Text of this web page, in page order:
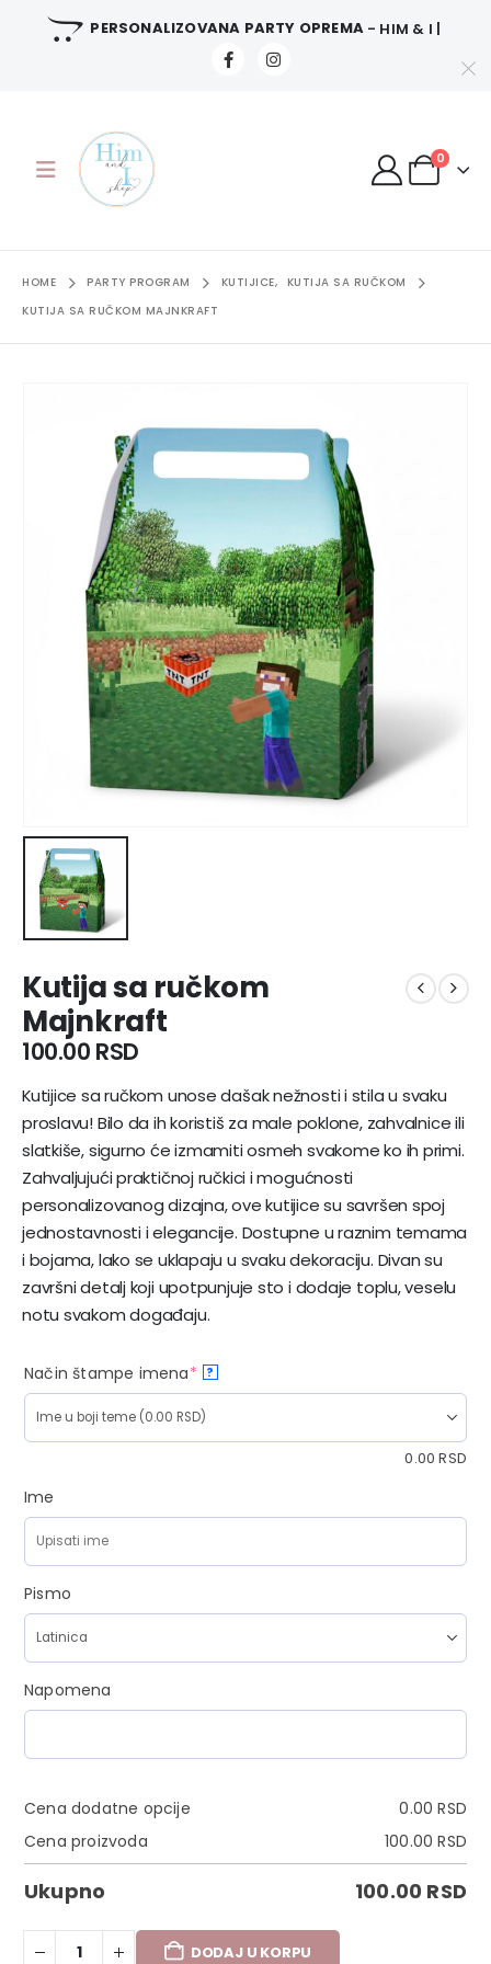
PERSONALIZOVANA PARTY OPREMA - HIM & I |
0
HOME PARTY PROGRAM KUTIJICE, KUTIJA SA RUČKOM
KUTIJA SA RUČKOM MAJNKRAFT
Kutija sa ručkom
Majnkraft
100.00 RSD
Kutijice sa ručkom unose dašak nežnosti i stila u svaku
proslavu! Bilo da ih koristiš za male poklone, zahvalnice ili
slatkiše, sigurno će izmamiti osmeh svakome ko ih primi.
Zahvaljujući praktičnoj ručkici i mogućnosti
personalizovanog dizajna, ove kutijice su savršen spoj
jednostavnosti i elegancije. Dostupne u raznim temama
i bojama, lako se uklapaju u svaku dekoraciju. Divan su
završni detalj koji upotpunjuje sto i dodaje toplu, veselu
notu svakom događaju.
Način štampe imena* ?
0.00RSD
Ime
Pismo
Napomena
Cena dodatne opcije 0.00RSD
Cena proizvoda
100.00RSD
Ukupno 100.00 RSD
DODAJ U KORPU